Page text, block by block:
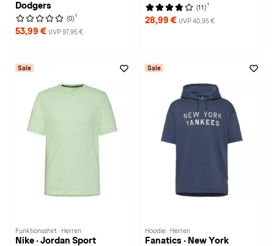
Dodgers
(0) 1
53,99 € UVP 97,95 €
(11) 1
28,99 € UVP 40,95 €
Sale
Funktionsshirt · Herren
Nike · Jordan Sport
Sale
Hoodie · Herren
Fanatics · New York